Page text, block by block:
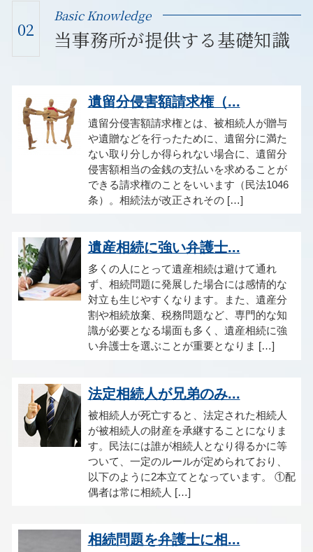
02
Basic Knowledge
当事務所が提供する基礎知識
遺留分侵害額請求権（...
遺留分侵害額請求権とは、被相続人が贈与
や遺贈などを行ったために、遺留分に満た
ない取り分しか得られない場合に、遺留分
侵害額相当の金銭の支払いを求めることが
できる請求権のことをいいます（民法1046
条）。相続法が改正されその […]
遺産相続に強い弁護士...
多くの人にとって遺産相続は避けて通れ
ず、相続問題に発展した場合には感情的な
対立も生じやすくなります。また、遺産分
割や相続放棄、税務問題など、専門的な知
識が必要となる場面も多く、遺産相続に強
い弁護士を選ぶことが重要となりま […]
法定相続人が兄弟のみ...
被相続人が死亡すると、法定された相続人
が被相続人の財産を承継することになりま
す。民法には誰が相続人となり得るかに等
ついて、一定のルールが定められており、
以下のように2本立てとなっています。 ①配
偶者は常に相続人 […]
相続問題を弁護士に相...